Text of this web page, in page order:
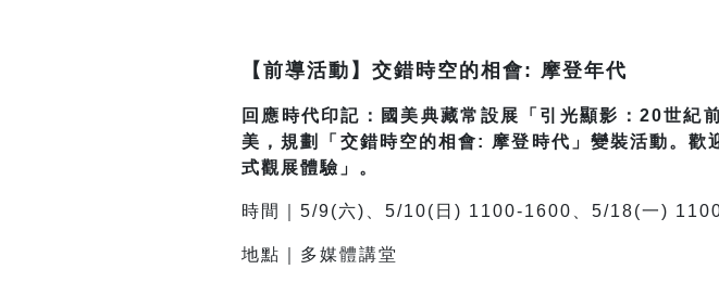
【前導活動】交錯時空的相會: 摩登年代
回應時代印記：國美典藏常設展「引光顯影：20世紀
美，規劃「交錯時空的相會: 摩登時代」變裝活動。
式觀展體驗」。
時間｜5/9(六)、5/10(日) 1100-1600、5/18(一)
地點｜多媒體講堂